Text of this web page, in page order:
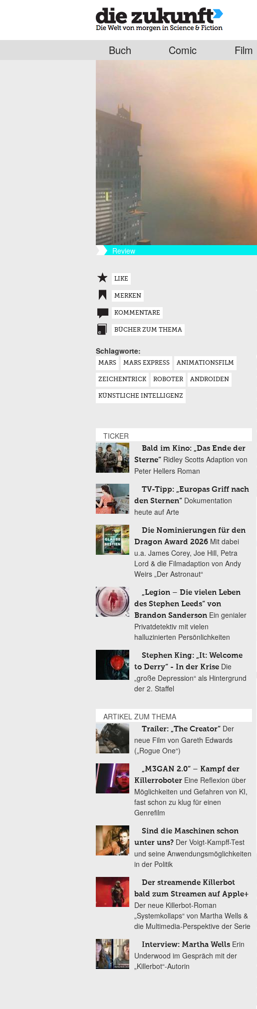
Buch Comic Film
Review
LIKE
MERKEN
KOMMENTARE
BÜCHER ZUM THEMA
Schlagworte:
MARS MARS EXPRESS ANIMATIONSFILM
ZEICHENTRICK ROBOTER ANDROIDEN
KÜNSTLICHE INTELLIGENZ
TICKER
Bald im Kino: „Das Ende der
Sterne“ Ridley Scotts Adaption von
Peter Hellers Roman
TV-Tipp: „Europas Griff nach
den Sternen“ Dokumentation
heute auf Arte
Die Nominierungen für den
Dragon Award 2026 Mit dabei
u.a. James Corey, Joe Hill, Petra
Lord & die Filmadaption von Andy
Weirs „Der Astronaut“
„Legion – Die vielen Leben
des Stephen Leeds“ von
Brandon Sanderson Ein genialer
Privatdetektiv mit vielen
halluzinierten Persönlichkeiten
Stephen King: „It: Welcome
to Derry“ - In der Krise Die
„große Depression“ als Hintergrund
der 2. Staffel
ARTIKEL ZUM THEMA
Trailer: „The Creator“ Der
neue Film von Gareth Edwards
(„Rogue One“)
„M3GAN 2.0“ – Kampf der
Killerroboter Eine Reflexion über
Möglichkeiten und Gefahren von KI,
fast schon zu klug für einen
Genrefilm
Sind die Maschinen schon
unter uns? Der Voigt-Kampff-Test
und seine Anwendungsmöglichkeiten
in der Politik
Der streamende Killerbot
bald zum Streamen auf Apple+
Der neue Killerbot-Roman
„Systemkollaps“ von Martha Wells &
die Multimedia-Perspektive der Serie
Interview: Martha Wells Erin
Underwood im Gespräch mit der
„Killerbot“-Autorin